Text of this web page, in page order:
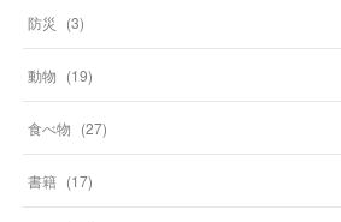
防災 (3)
動物 (19)
食べ物 (27)
書籍 (17)